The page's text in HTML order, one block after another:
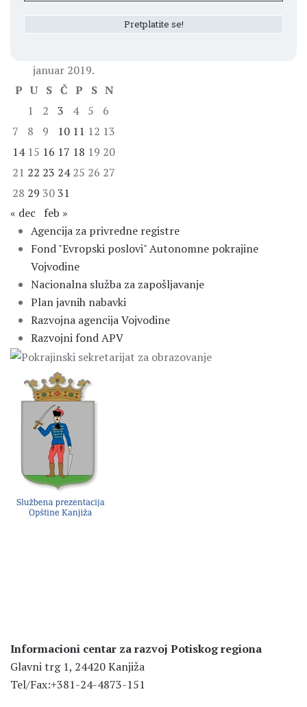
januar 2019.
P U S Č P S N
1
2 3 4 5
6
7
8 9 10 11 12 13
14 15 16 17 18 19 20
21 22 23 24 25 26 27
28 29 3031
« dec
feb »
Agencija za privredne registre
Fond "Evropski poslovi" Autonomne pokrajine
Vojvodine
Nacionalna služba za zapošljavanje
Plan javnih nabavki
Razvojna agencija Vojvodine
Razvojni fond APV
Informacioni centar za razvoj Potiskog regiona
Glavni trg 1, 24420 Kanjiža
Tel/Fax:+381-24-4873-151